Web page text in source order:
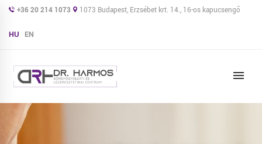
+36 20 214 1073 1073 Budapest, Erzsébet krt. 14., 16-os kapucsengő
HU EN